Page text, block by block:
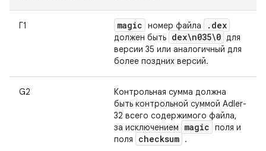
Г1 magic номер файла . dex
должен быть dex\n035\0 для
версии 35 или аналогичный для
более поздних версий.
G2
Контрольная сумма должна
быть контрольной суммой Adler-
32 всего содержимого файла,
за исключением
magic поля и
поля
checksum .